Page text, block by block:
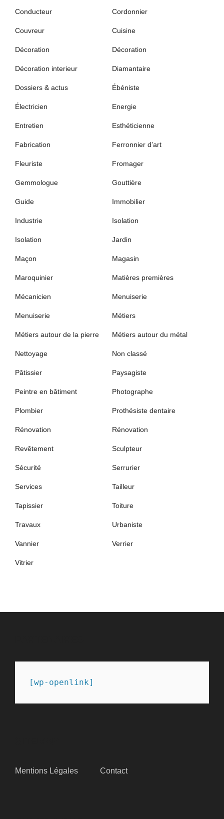
Conducteur Cordonnier
Couvreur Cuisine
Décoration Décoration
Décoration interieur Diamantaire
Dossiers & actus Ébéniste
Électricien Energie
Entretien Esthéticienne
Fabrication Ferronnier d’art
Fleuriste Fromager
Gemmologue Gouttière
Guide Immobilier
Industrie Isolation
Isolation Jardin
Maçon Magasin
Maroquinier Matières premières
Mécanicien Menuiserie
Menuiserie Métiers
Métiers autour de la pierre Métiers autour du métal
Nettoyage Non classé
Pâtissier Paysagiste
Peintre en bâtiment Photographe
Plombier Prothésiste dentaire
Rénovation Rénovation
Revêtement Sculpteur
Sécurité Serrurier
Services Tailleur
Tapissier Toiture
Travaux Urbaniste
Vannier Verrier
Vitrier
[wp-openlink]
Mentions Légales Contact